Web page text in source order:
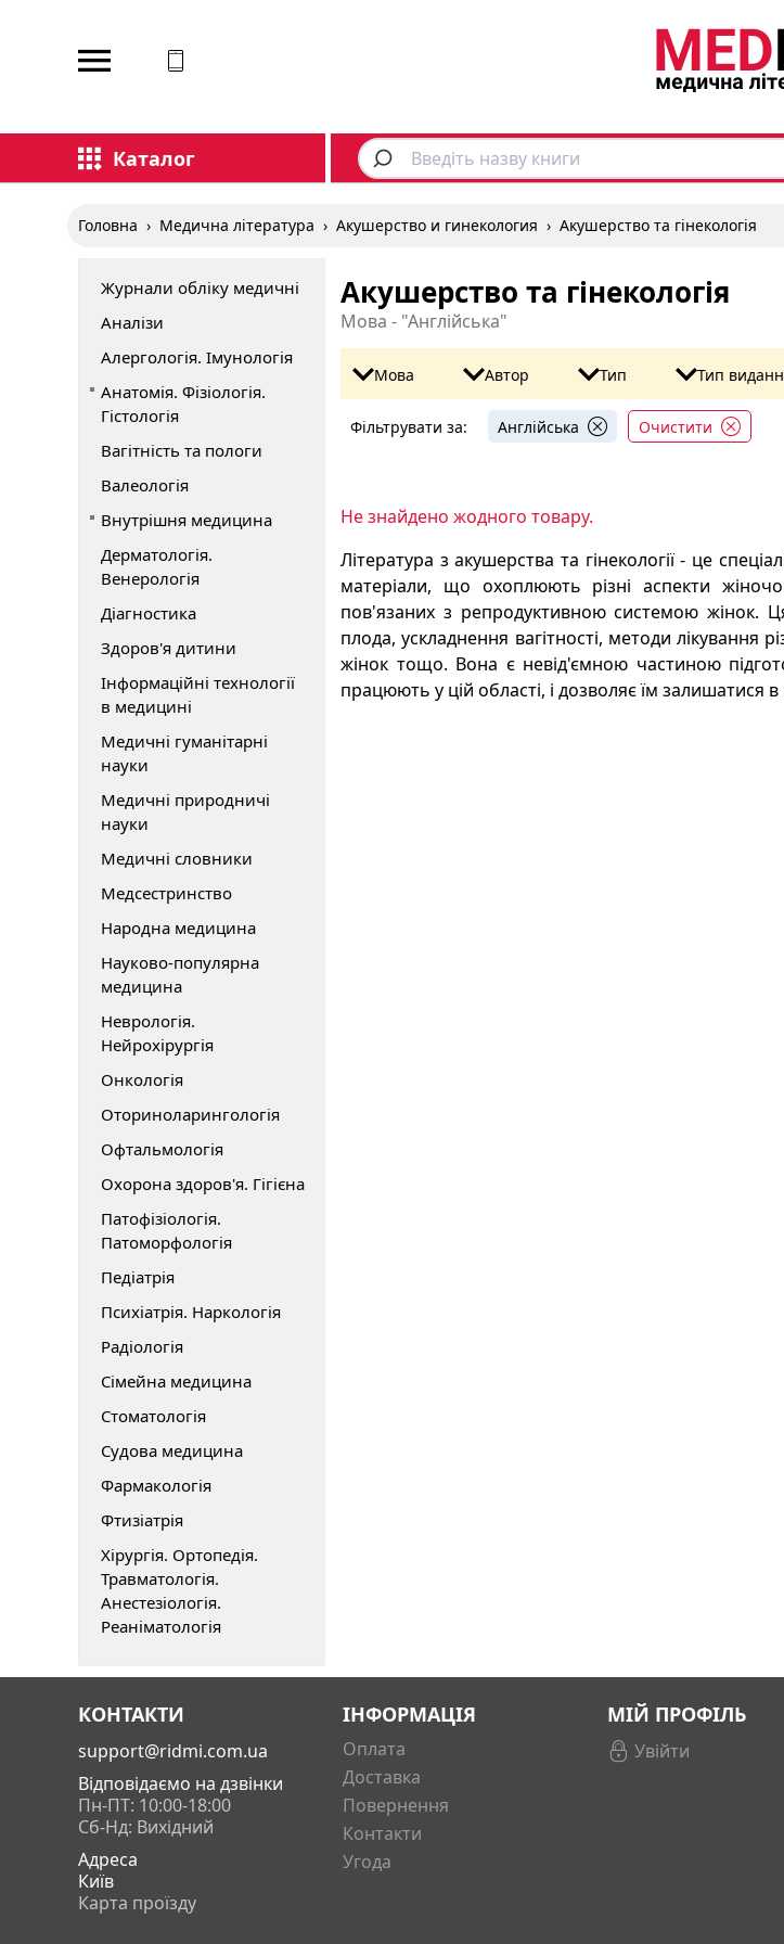
Каталог
Головна › Медична література › Акушерство и гинекология › Акушерство та гінекологія
Журнали обліку медичні
Аналізи
Алергологія. Імунологія
Анатомія. Фізіологія.
Гістологія
Вагітність та пологи
Валеологія
Внутрішня медицина
Дерматологія.
Венерологія
Діагностика
Здоров'я дитини
Інформаційні технології
в медицині
Медичні гуманітарні
науки
Медичні природничі
науки
Медичні словники
Медсестринство
Народна медицина
Науково-популярна
медицина
Неврологія.
Нейрохірургія
Онкологія
Оториноларингологія
Офтальмологія
Охорона здоров'я. Гігієна
Патофізіологія.
Патоморфологія
Педіатрія
Психіатрія. Наркологія
Радіологія
Сімейна медицина
Стоматологія
Судова медицина
Фармакологія
Фтизіатрія
Хірургія. Ортопедія.
Травматологія.
Анестезіологія.
Реаніматологія
Акушерство та гінекологія
Мова - "Англійська"
Мова Автор Тип Тип
Англійська Очистити
Фільтрувати за:
Не знайдено жодного товару.
Література з акушерства та гінекології - це
матеріали, що охоплюють різні аспекти
пов'язаних з репродуктивною системою жінок. Ця
плода, ускладнення вагітності, методи лікування
жінок тощо. Вона є невід'ємною частиною
працюють у цій області, і дозволяє їм залишатися в
КОНТАКТИ
support@ridmi.com.ua
Відповідаємо на дзвінки
Пн-ПТ: 10:00-18:00
Сб-Нд: Вихідний
Адреса
Київ
Карта проїзду
ІНФОРМАЦІЯ
Оплата
Доставка
Повернення
Контакти
Угода
МІЙ ПРОФІЛЬ
Увійти